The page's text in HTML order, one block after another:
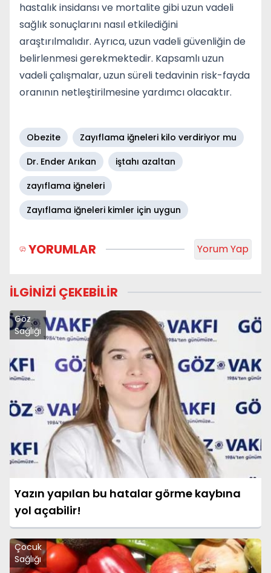
hastalık insidansı ve mortalite gibi uzun vadeli
sağlık sonuçlarını nasıl etkilediğini
araştırılmalıdır. Ayrıca, uzun vadeli güvenliğin de
belirlenmesi gerekmektedir. Kapsamlı uzun
vadeli çalışmalar, uzun süreli tedavinin risk-fayda
oranının netleştirilmesine yardımcı olacaktır.
Obezite
Zayıflama iğneleri kilo verdiriyor mu
Dr. Ender Arıkan
iştahı azaltan
zayıflama iğneleri
Zayıflama iğneleri kimler için uygun
YORUMLAR Yorum Yap
İLGİNİZİ ÇEKEBİLİR
Göz
Sağlığı
Yazın yapılan bu hatalar görme kaybına
yol açabilir!
Çocuk
Sağlığı